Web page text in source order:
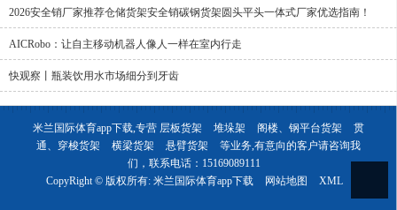
2026安全销厂家推荐仓储货架安全销碳钢货架圆头平头一体式厂家优选指南！
AICRobo：让自主移动机器人像人一样在室内行走
快观察丨瓶装饮用水市场细分到牙齿
米兰国际体育app下载,专营 层板货架 堆垛架 阁楼、钢平台货架
贯
通、穿梭货架
横梁货架 悬臂货架
等业务,有意向的客户请咨询我
们，联系电话： 15169089111
CopyRight © 版权所有: 米兰国际体育app下载 网站地图 XML